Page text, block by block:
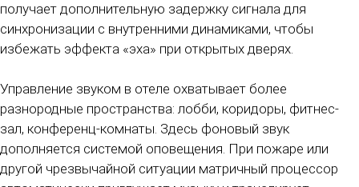
получает дополнительную задержку сигнала для
синхронизации с внутренними динамиками, чтобы
избежать эффекта «эха» при открытых дверях.
Управление звуком в отеле охватывает более
разнородные пространства: лобби, коридоры, фитнес-
зал, конференц-комнаты. Здесь фоновый звук
дополняется системой оповещения. При пожаре или
другой чрезвычайной ситуации матричный процессор